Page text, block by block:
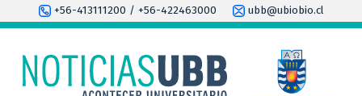
+56-413111200 / +56-422463000 ubb@ubiobio.cl